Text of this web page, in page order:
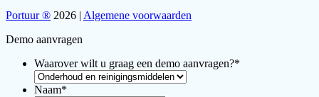
Portuur ® 2026 | Algemene voorwaarden
Demo aanvragen
Waarover wilt u graag een demo aanvragen?*
Naam*